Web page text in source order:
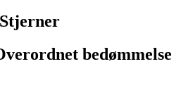
Stjerner
bedømmelse